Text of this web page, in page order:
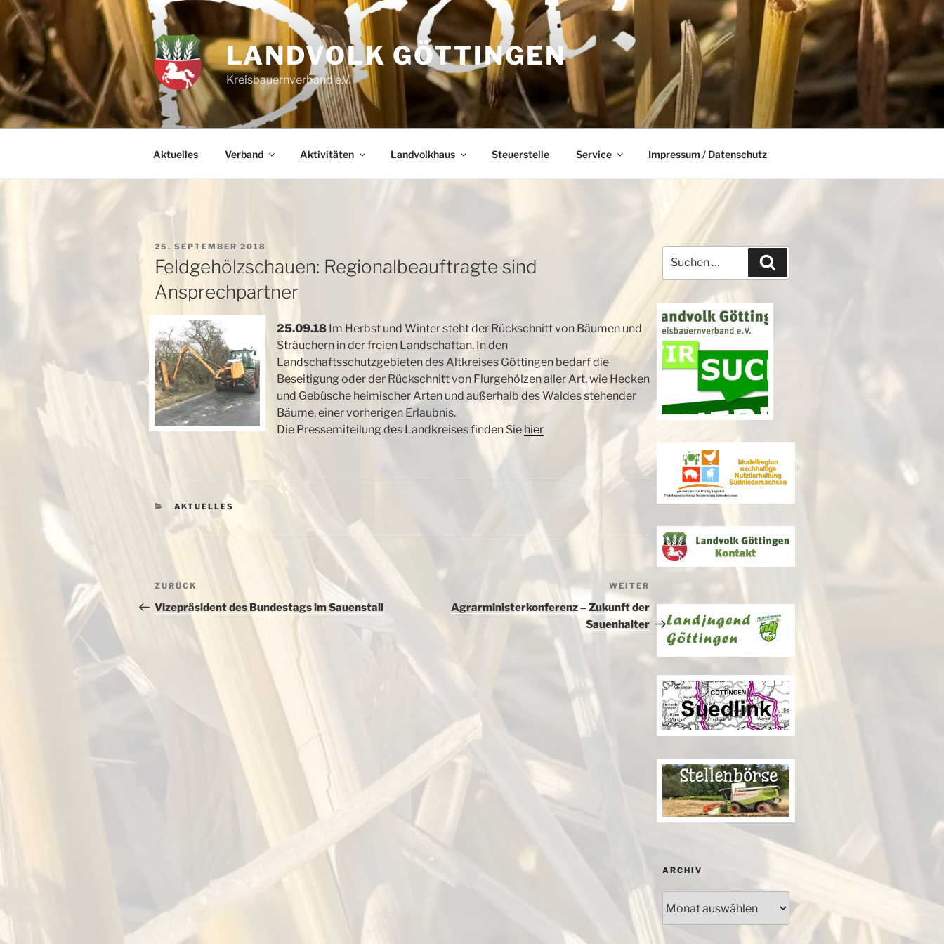
Zum
Inhalt
springen
LANDVOLK GÖTTINGEN
Kreisbauernverband e.V.
Aktuelles Verband Aktivitäten Landvolkhaus Steuerstelle Service Impressum / Datenschutz
VERÖFFENTLICHT
AM
25. SEPTEMBER 2018
Feldgehölzschauen: Regionalbeauftragte sind
Ansprechpartner
25.09.18 Im Herbst und Winter steht der Rückschnitt von Bäumen und
Sträuchern in der freien Landschaftan. In den
Landschaftsschutzgebieten des Altkreises Göttingen bedarf die
Beseitigung oder der Rückschnitt von Flurgehölzen aller Art, wie Hecken
und Gebüsche heimischer Arten und außerhalb des Waldes stehender
Bäume, einer vorherigen Erlaubnis.
Die Pressemiteilung des Landkreises finden Sie hier
KATEGORIEN
AKTUELLES
Beitragsnavigation
Vorheriger
Beitrag
ZURÜCK
Vizepräsident des Bundestags im Sauenstall
Beitrag
WEITER
Agrarministerkonferenz – Zukunft der
Sauenhalter
nach:
ARCHIV